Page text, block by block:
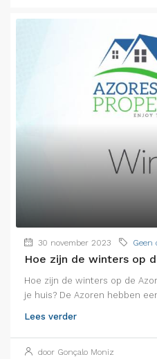
30 november 2023 Geen
Hoe zijn de winters op
Hoe zijn de winters op de
je huis? De Azoren hebben
Lees verder
door Gonçalo Moniz